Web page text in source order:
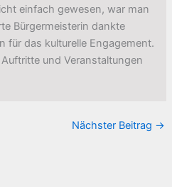
einfach gewesen, war man
Bürgermeisterin dankte
für das kulturelle Engagement.
und Veranstaltungen
Nächster Beitrag →